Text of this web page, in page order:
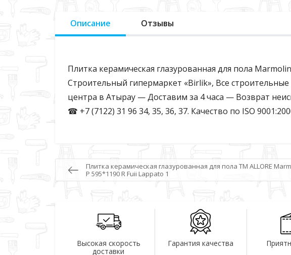
Описание Отзывы
Плитка керамическая глазурованная для пола
Строительный гипермаркет «Birlik», Все
центра в Атырау — Доставим за 4 часа — Возврат
☎ +7 (7122) 31 96 34, 35, 36, 37. Качество по ISO
Плитка керамическая глазурованная для пола TM ALLORE
P 595*1190 R Fuii Lappato 1
Высокая скорость
доставки
Гарантия качества